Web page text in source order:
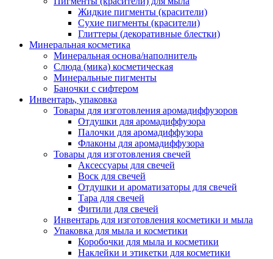
Жидкие пигменты (красители)
Сухие пигменты (красители)
Глиттеры (декоративные блестки)
Минеральная косметика
Минеральная основа/наполнитель
Слюда (мика) косметическая
Минеральные пигменты
Баночки с сифтером
Инвентарь, упаковка
Товары для изготовления аромадиффузоров
Отдушки для аромадиффузора
Палочки для аромадиффузора
Флаконы для аромадиффузора
Товары для изготовления свечей
Аксессуары для свечей
Воск для свечей
Отдушки и ароматизаторы для свечей
Тара для свечей
Фитили для свечей
Инвентарь для изготовления косметики и мыла
Упаковка для мыла и косметики
Коробочки для мыла и косметики
Наклейки и этикетки для косметики